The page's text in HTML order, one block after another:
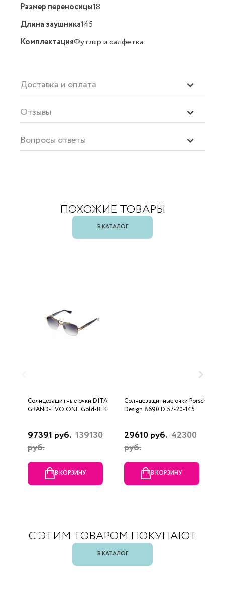
Размер переносицы18
Длина заушника145
КомплектацияФутляр и салфетка
Доставка и оплата
Отзывы
Вопросы ответы
ПОХОЖИЕ ТОВАРЫ
В КАТАЛОГ
Солнцезащитные очки DITA
GRAND-EVO ONE Gold-BLK
97391 руб. 139130
руб.
В КОРЗИНУ
Солнцезащитные очки Porsche
Design 8690 D 57-20-145
29610 руб. 42300
руб.
В КОРЗИНУ
С ЭТИМ ТОВАРОМ ПОКУПАЮТ
В КАТАЛОГ